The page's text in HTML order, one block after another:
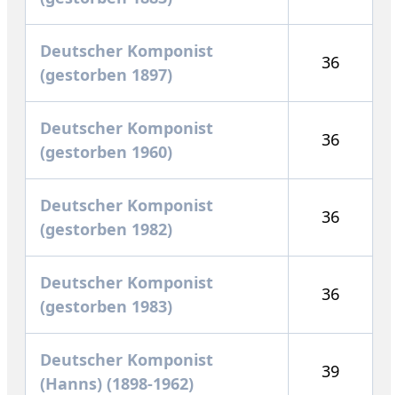
Deutscher Komponist
(gestorben 1897)
36
Deutscher Komponist
(gestorben 1960)
36
Deutscher Komponist
(gestorben 1982)
36
Deutscher Komponist
(gestorben 1983)
36
Deutscher Komponist
(Hanns) (1898-1962)
39